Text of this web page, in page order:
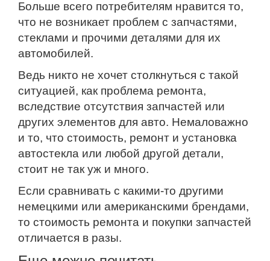
Больше всего потребителям нравится то,
что не возникает проблем с запчастями,
стеклами и прочими деталями для их
автомобилей.
Ведь никто не хочет столкнуться с такой
ситуацией, как проблема ремонта,
вследствие отсутствия запчастей или
других элементов для авто. Немаловажно
и то, что стоимость, ремонт и установка
автостекла или любой другой детали,
стоит не так уж и много.
Если сравнивать с какими-то другими
немецкими или американскими брендами,
то стоимость ремонта и покупки запчастей
отличается в разы.